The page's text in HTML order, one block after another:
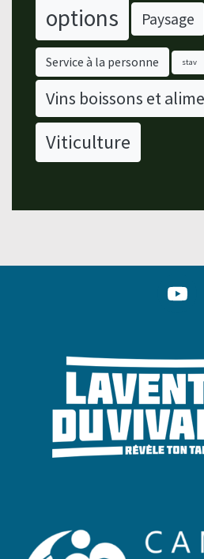
options
Paysage
Service à la personne stav
Vins boissons et
Viticulture